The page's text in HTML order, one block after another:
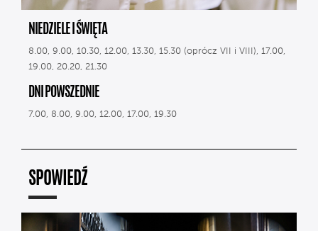
NIEDZIELE I ŚWIĘTA
8.00, 9.00, 10.30, 12.00, 13.30, 15.30 (oprócz VII i VIII), 17.00,
19.00, 20.20, 21.30
DNI POWSZEDNIE
7.00, 8.00, 9.00, 12.00, 17.00, 19.30
SPOWIEDŹ